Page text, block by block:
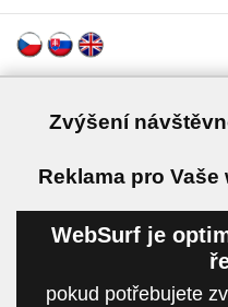
Zvýšení
Reklama pro
WebSurf je
pokud potřebujete